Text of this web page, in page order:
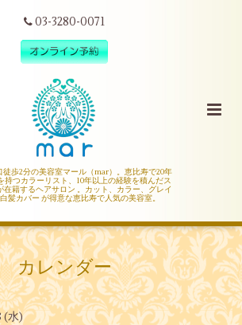
03-3280-0071
徒歩2分の美容室マール（mar）。恵比寿で20年
持つカラーリスト、10年以上の経験を積んだス
在籍するヘアサロン 。カット、カラー、グレイ
髪カバー が得意な恵比寿で人気の美容室。
カレンダー
(水)